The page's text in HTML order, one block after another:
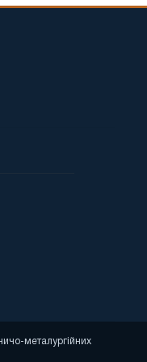
металургійних